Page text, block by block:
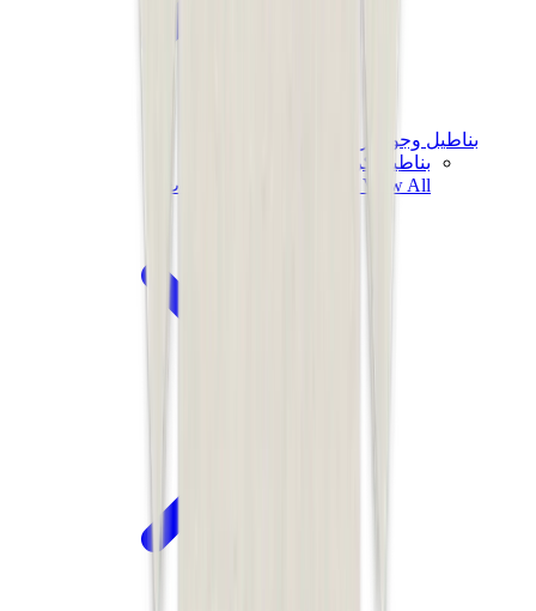
بناطيل وجوغرز وشورتات
بناطيل كروم هارتس
View All
بناطيل وجوغرز وشورتات